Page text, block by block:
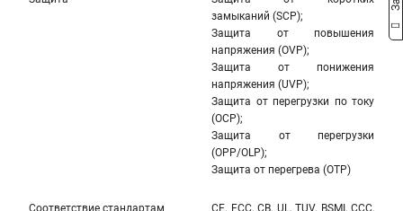
замыканий (SCP);
Защита от повышения
напряжения (OVP);
Защита от понижения
напряжения (UVP);
Защита от перегрузки по току
(OCP);
Защита от перегрузки
(OPP/OLP);
Защита от перегрева (OTP)
Соответствие стандартам
CE, FCC, CB, UL, TUV, BSMI, CCC,